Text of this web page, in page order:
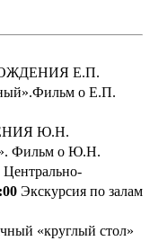
Е.П.
о Е.П.
Ю.Н.
Фильм о Ю.Н.
Экскурсия по залам
«круглый стол»